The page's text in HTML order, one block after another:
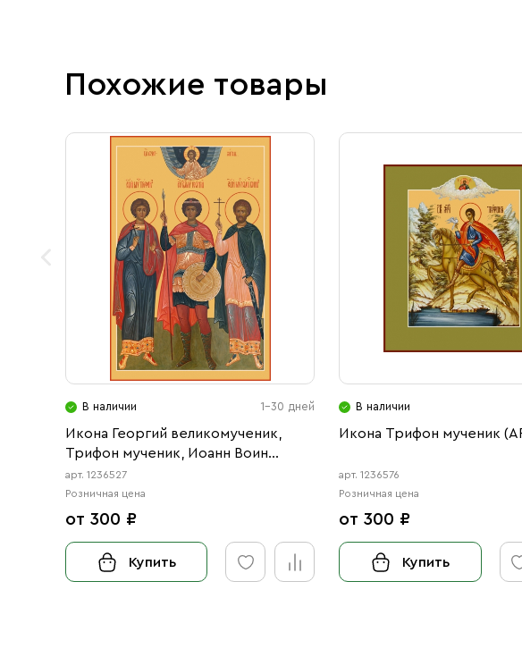
Похожие товары
В наличии 1-30 дней
Икона Георгий великомученик,
Трифон мученик, Иоанн Воин
мученик (АРТ.06527)
арт. 1236527
Розничная цена
от 300 ₽
Купить
В наличии
Икона Трифон мученик
арт. 1236576
Розничная цена
от 300 ₽
Купить